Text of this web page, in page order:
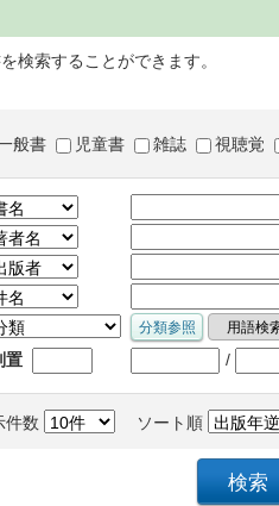
検索することができます。
般書 児童書 雑誌 視聴覚
置 /
件数 ソート順